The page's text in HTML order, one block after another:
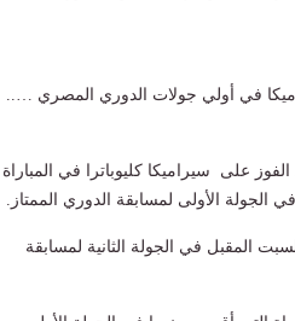
الفن والهندسة بفوز 2/0 على سيراميكا في أولي جولات الدوري المصري …..
على سيراميكا كليوباترا في المباراة
الأولى لمسابقة الدوري الممتاز.
المقبل في الجولة الثانية لمسابقة